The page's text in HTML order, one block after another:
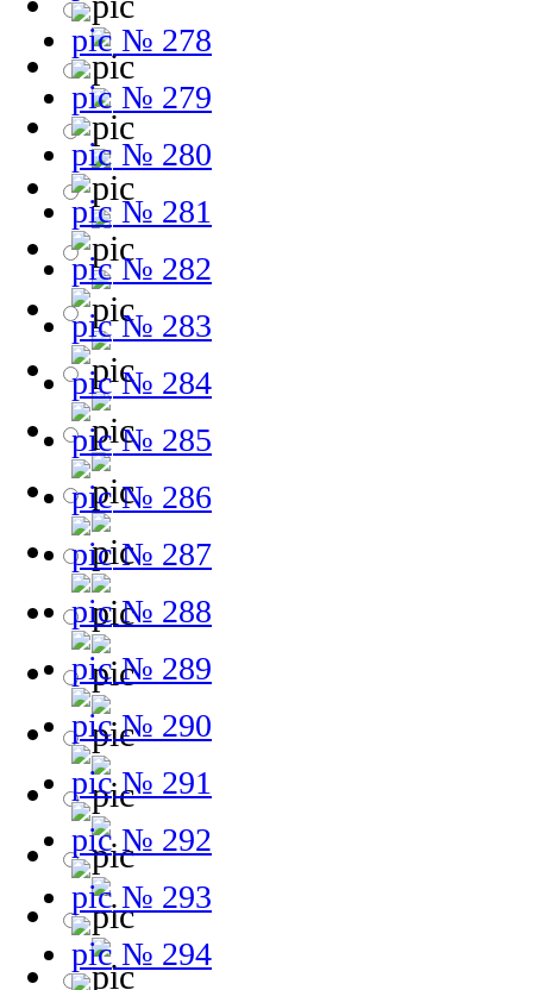
№ 278
№ 279
№ 280
№ 281
№ 282
№ 283
№ 284
№ 285
№ 286
№ 287
№ 288
№ 289
№ 290
№ 291
№ 292
№ 293
№ 294